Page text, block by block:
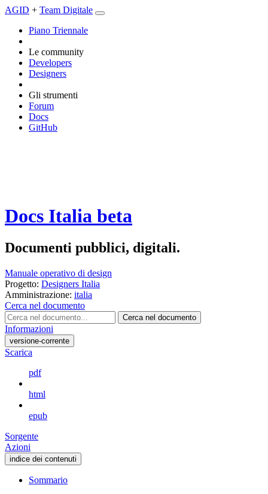
AGID + Team Digitale
Piano Triennale
Le community
Developers
Designers
Gli strumenti
Forum
Docs
GitHub
Docs Italia beta
Documenti pubblici, digitali.
Manuale operativo di design
Progetto: Designers Italia
Amministrazione: italia
Cerca nel documento
Cerca nel documento
Informazioni
versione-corrente
Scarica
pdf
html
epub
Sorgente
Azioni
indice dei contenuti
Sommario